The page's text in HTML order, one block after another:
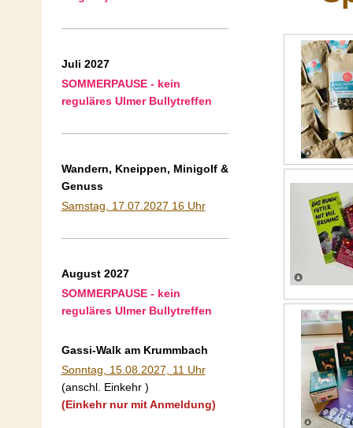
Juli 2027
SOMMERPAUSE - kein
reguläres Ulmer Bullytreffen
Wandern, Kneippen, Minigolf &
Genuss
Samstag, 17.07.2027 16 Uhr
August 2027
SOMMERPAUSE - kein
reguläres Ulmer Bullytreffen
Gassi-Walk am Krummbach
Sonntag, 15.08.2027, 11 Uhr
(anschl. Einkehr )
(Einkehr nur mit Anmeldung)